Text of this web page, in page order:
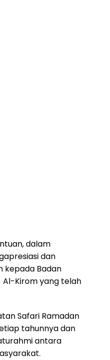
dalam
dan
kepada Badan
Al-Kirom yang telah
Safari Ramadan
tahunnya dan
antara